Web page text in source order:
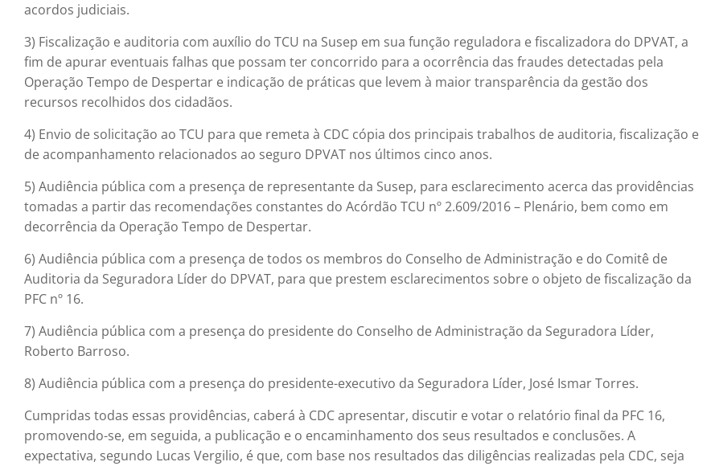
acordos judiciais.
3) Fiscalização e auditoria com auxílio do TCU na Susep em sua função reguladora e fiscalizadora do DPVAT, a
fim de apurar eventuais falhas que possam ter concorrido para a ocorrência das fraudes detectadas pela
Operação Tempo de Despertar e indicação de práticas que levem à maior transparência da gestão dos
recursos recolhidos dos cidadãos.
4) Envio de solicitação ao TCU para que remeta à CDC cópia dos principais trabalhos de auditoria, fiscalização e
de acompanhamento relacionados ao seguro DPVAT nos últimos cinco anos.
5) Audiência pública com a presença de representante da Susep, para esclarecimento acerca das providências
tomadas a partir das recomendações constantes do Acórdão TCU nº 2.609/2016 – Plenário, bem como em
decorrência da Operação Tempo de Despertar.
6) Audiência pública com a presença de todos os membros do Conselho de Administração e do Comitê de
Auditoria da Seguradora Líder do DPVAT, para que prestem esclarecimentos sobre o objeto de fiscalização da
PFC nº 16.
7) Audiência pública com a presença do presidente do Conselho de Administração da Seguradora Líder,
Roberto Barroso.
8) Audiência pública com a presença do presidente-executivo da Seguradora Líder, José Ismar Torres.
Cumpridas todas essas providências, caberá à CDC apresentar, discutir e votar o relatório final da PFC 16,
promovendo-se, em seguida, a publicação e o encaminhamento dos seus resultados e conclusões. A
expectativa, segundo Lucas Vergilio, é que, com base nos resultados das diligências realizadas pela CDC, seja